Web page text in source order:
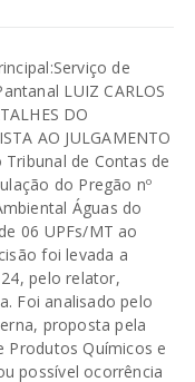
de
LUIZ CARLOS
DO
AO JULGAMENTO
de Contas de
do Pregão nº
Águas do
06 UPFs/MT ao
foi levada a
pelo relator,
Foi analisado pelo
proposta pela
Produtos Químicos e
possível ocorrência